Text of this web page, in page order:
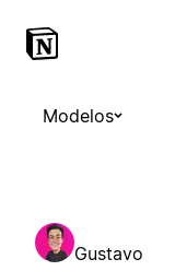
Modelos
Gustavo